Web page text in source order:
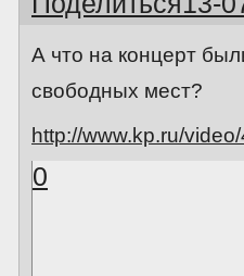
А что на концерт
свободных мест?
http://www.kp.ru/
0